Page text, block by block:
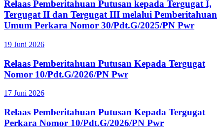
Relaas Pemberitahuan Putusan kepada Tergugat I,
Tergugat II dan Tergugat III melalui Pemberitahuan
Umum Perkara Nomor 30/Pdt.G/2025/PN Pwr
19 Juni 2026
Relaas Pemberitahuan Putusan Kepada Tergugat
Nomor 10/Pdt.G/2026/PN Pwr
17 Juni 2026
Relaas Pemberitahuan Putusan Kepada Tergugat
Perkara Nomor 10/Pdt.G/2026/PN Pwr